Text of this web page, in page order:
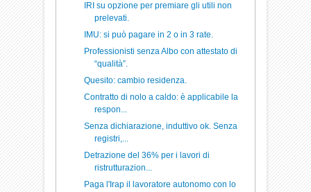
IRI su opzione per premiare gli utili non
prelevati.
IMU: si può pagare in 2 o in 3 rate.
Professionisti senza Albo con attestato di
“qualità”.
Quesito: cambio residenza.
Contratto di nolo a caldo: è applicabile la
respon...
Senza dichiarazione, induttivo ok. Senza
registri,...
Detrazione del 36% per i lavori di
ristrutturazion...
Paga l'Irap il lavoratore autonomo con lo